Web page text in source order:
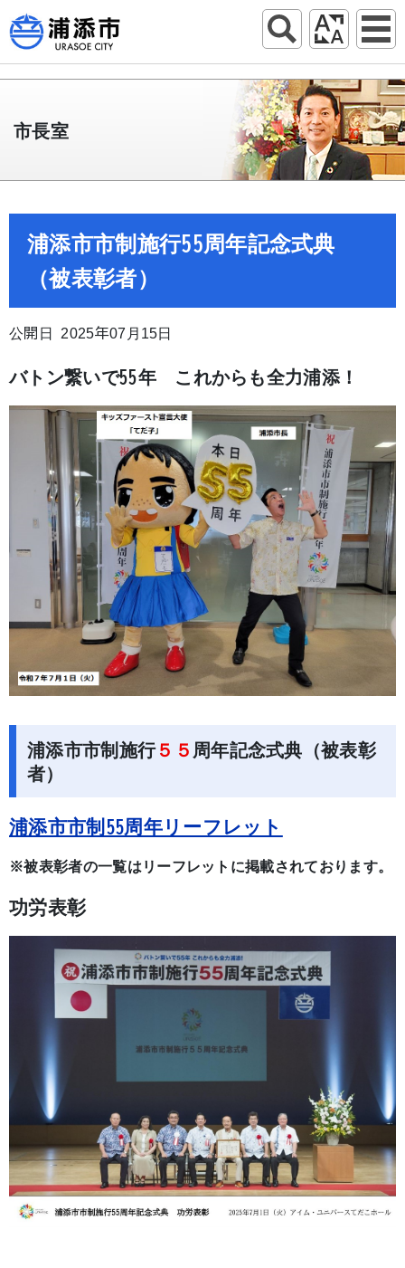
市長室
浦添市市制施行55周年記念式典
（被表彰者）
公開日 2025年07月15日
バトン繋いで55年 これからも全力浦添！
浦添市市制施行５５ 周年記念式典（被表彰
者）
浦添市市制55周年リーフレット
※被表彰者の一覧はリーフレットに掲載されております。
功労表彰